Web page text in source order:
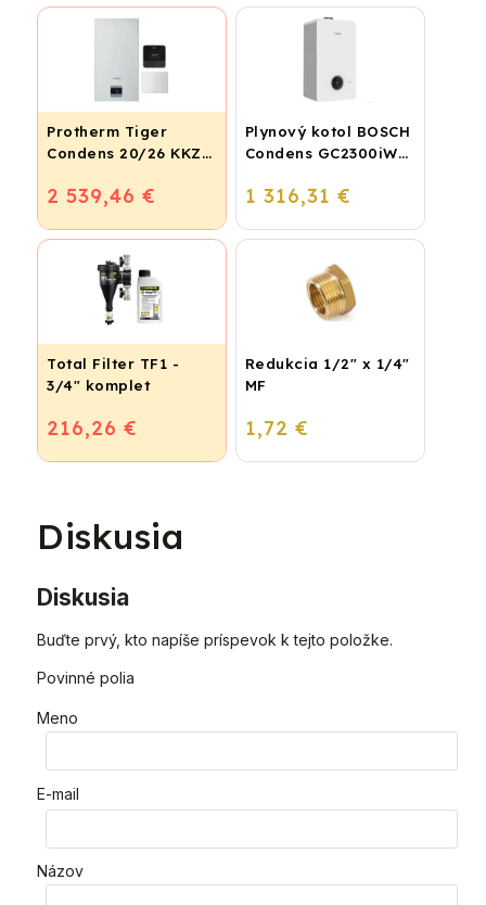
Protherm Tiger
Condens 20/26 KKZ
2 539,46 €
Plynový kotol BOSCH
Condens GC2300iW
kondenzačný
1 316,31 €
Total Filter TF1 -
3/4" komplet
216,26 €
Redukcia 1/2" x 1/4"
MF
1,72 €
Diskusia
Diskusia
Buďte prvý, kto napíše príspevok k tejto položke.
Povinné polia
Meno
E-mail
Názov